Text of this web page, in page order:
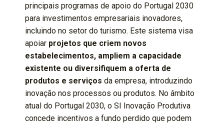
principais programas de apoio do Portugal 2030
para investimentos empresariais inovadores,
incluindo no setor do turismo. Este sistema visa
apoiar projetos que criem novos
estabelecimentos, ampliem a capacidade
existente ou diversifiquem a oferta de
produtos e serviços da empresa, introduzindo
inovação nos processos ou produtos. No âmbito
atual do Portugal 2030, o SI Inovação Produtiva
concede incentivos a fundo perdido que podem